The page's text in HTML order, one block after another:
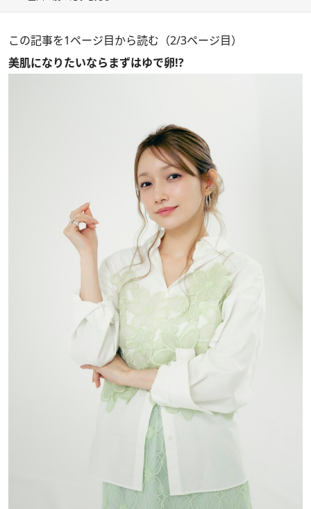
この記事を1ページ目から読む（2/3ページ目）
美肌になりたいならまずはゆで卵!?